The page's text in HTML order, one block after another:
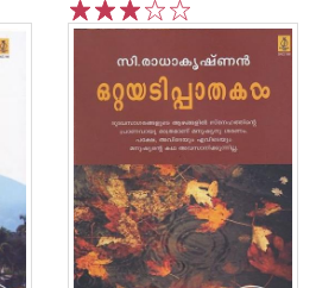
5
4
3
2
1